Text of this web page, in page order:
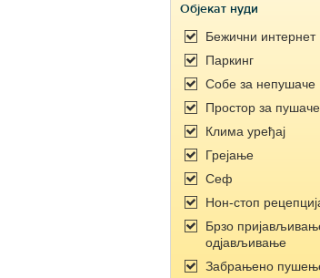
Објекат нуди
Бежични интернет
Паркинг
Собe за непушаче
Простор за пушаче
Клима уређај
Грејање
Сеф
Нон-стоп
Брзо
одјављивање
Забрањено